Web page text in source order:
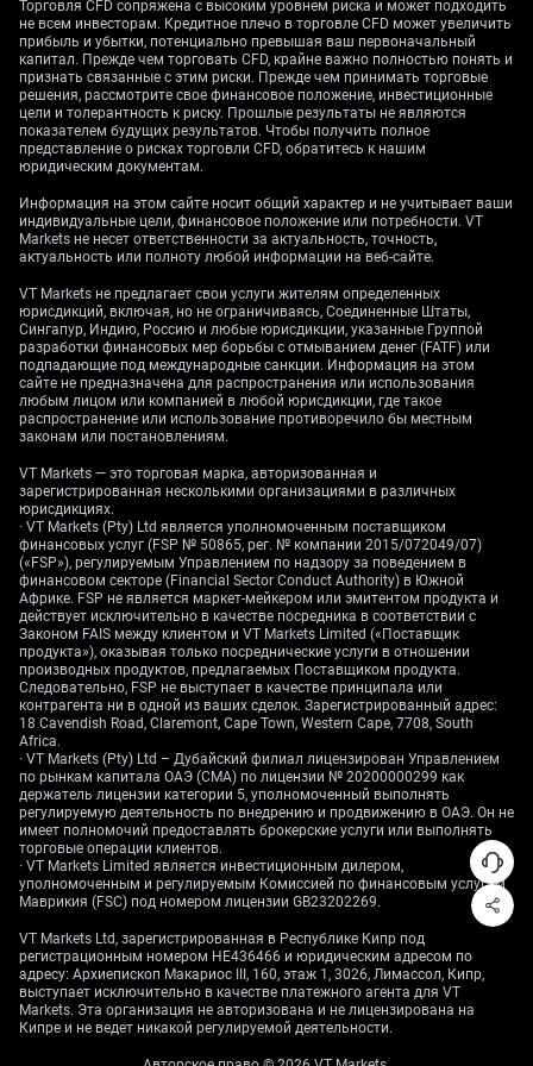
неопределённость на рынке. Эти колебания
способствуют слабости стерлинга, особенно на
фоне сильного доллара США.
Последние макроданные формируют для Банка
сложную картину в части следующего шага. Хотя
инфляция в мае немного замедлилась до 2,9%, она
остаётся существенно выше целевого уровня 2%.
Кроме того, рост заработных плат по‑прежнему
высокий — 5,7%, что будет поддерживать опасения
регулятора относительно будущей инфляции и
гарантированным.
Тем временем доллар США продолжает получать
поддержку от того, что ФРС удерживает ставки без
изменений на фоне устойчиво высокой внутренней
инфляции. Эта дивергенция политики —
формирует естественный потолок для заметного
восстановления GBP/USD. Мы ожидаем, что доллар
останется предпочтительной валютой в ближайшие
несколько недель.
Стратегии на FX-рынке
и позиционирование в
опционах
Неопределённость вокруг дальнейшей траектории
политики Банка Англии указывает на вероятный
рост подразумеваемой волатильности по
валютным парам со стерлингом. Мы считаем, что
трейдерам стоит рассмотреть стратегии, способные
извлекать выгоду из резкого движения цены
независимо от направления. Покупка опционных
стреддлов по GBP/USD перед следующим
заседанием может стать эффективным способом
занять позицию на случай решительного пробоя.
Торговля CFD сопряжена с высоким уровнем риска и может подходить
не всем инвесторам. Кредитное плечо в торговле CFD может увеличить
прибыль и убытки, потенциально превышая ваш первоначальный
капитал. Прежде чем торговать CFD, крайне важно полностью понять и
признать связанные с этим риски. Прежде чем принимать торговые
решения, рассмотрите свое финансовое положение, инвестиционные
цели и толерантность к риску. Прошлые результаты не являются
показателем будущих результатов. Чтобы получить полное
представление о рисках торговли CFD, обратитесь к нашим
юридическим документам.
Информация на этом сайте носит общий характер и не учитывает ваши
индивидуальные цели, финансовое положение или потребности. VT
Markets не несет ответственности за актуальность, точность,
актуальность или полноту любой информации на веб-сайте.
VT Markets не предлагает свои услуги жителям определенных
юрисдикций, включая, но не ограничиваясь, Соединенные Штаты,
Сингапур, Индию, Россию и любые юрисдикции, указанные Группой
разработки финансовых мер борьбы с отмыванием денег (FATF) или
подпадающие под международные санкции. Информация на этом
сайте не предназначена для распространения или использования
любым лицом или компанией в любой юрисдикции, где такое
распространение или использование противоречило бы местным
законам или постановлениям.
VT Markets — это торговая марка, авторизованная и
зарегистрированная несколькими организациями в различных
юрисдикциях.
· VT Markets (Pty) Ltd является уполномоченным поставщиком
финансовых услуг (FSP № 50865, рег. № компании 2015/072049/07)
(«FSP»), регулируемым Управлением по надзору за поведением в
финансовом секторе (Financial Sector Conduct Authority) в Южной
Африке. FSP не является маркет-мейкером или эмитентом продукта и
действует исключительно в качестве посредника в соответствии с
Законом FAIS между клиентом и VT Markets Limited («Поставщик
продукта»), оказывая только посреднические услуги в отношении
производных продуктов, предлагаемых Поставщиком продукта.
Следовательно, FSP не выступает в качестве принципала или
контрагента ни в одной из ваших сделок. Зарегистрированный адрес:
18 Cavendish Road, Claremont, Cape Town, Western Cape, 7708, South
Africa.
· VT Markets (Pty) Ltd – Дубайский филиал лицензирован Управлением
по рынкам капитала ОАЭ (CMA) по лицензии № 20200000299 как
держатель лицензии категории 5, уполномоченный выполнять
регулируемую деятельность по внедрению и продвижению в ОАЭ. Он не
имеет полномочий предоставлять брокерские услуги или выполнять
торговые операции клиентов.
· VT Markets Limited является инвестиционным дилером,
уполномоченным и регулируемым Комиссией по финансовым услугам
Маврикия (FSC) под номером лицензии GB23202269.
VT Markets Ltd, зарегистрированная в Республике Кипр под
регистрационным номером HE436466 и юридическим адресом по
адресу: Архиепископ Макариос III, 160, этаж 1, 3026, Лимассол, Кипр,
выступает исключительно в качестве платежного агента для VT
Markets. Эта организация не авторизована и не лицензирована на
Кипре и не ведет никакой регулируемой деятельности.